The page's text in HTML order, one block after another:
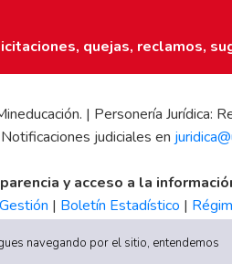
quejas, reclamos,
| Personería
judiciales en
y acceso a la
| Boletín Estadístico |
navegando por el sitio, entendemos